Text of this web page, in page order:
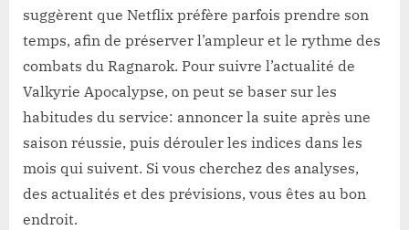
suggèrent que Netflix préfère parfois prendre son
temps, afin de préserver l’ampleur et le rythme des
combats du Ragnarok. Pour suivre l’actualité de
Valkyrie Apocalypse, on peut se baser sur les
habitudes du service: annoncer la suite après une
saison réussie, puis dérouler les indices dans les
mois qui suivent. Si vous cherchez des analyses,
des actualités et des prévisions, vous êtes au bon
endroit.